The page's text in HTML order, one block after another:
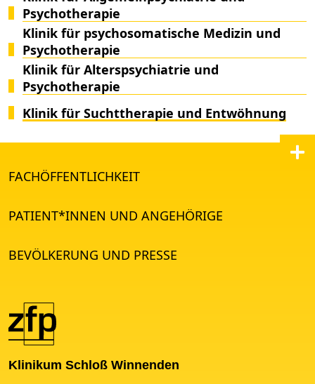
Psychotherapie
Klinik für psychosomatische Medizin und
Psychotherapie
Klinik für Alterspsychiatrie und
Psychotherapie
Klinik für Suchttherapie und Entwöhnung
FACHÖFFENTLICHKEIT
PATIENT*INNEN UND ANGEHÖRIGE
BEVÖLKERUNG UND PRESSE
Klinikum Schloß Winnenden